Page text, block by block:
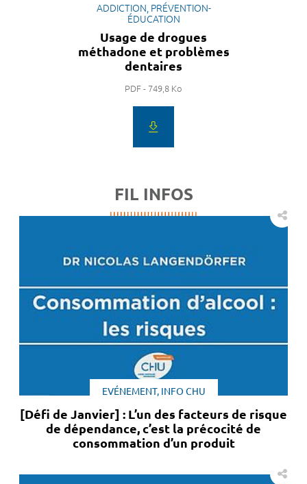
ADDICTION, PRÉVENTION-
ÉDUCATION
Usage de drogues
méthadone et problèmes
dentaires
PDF - 749,8 Ko
FIL INFOS
EVÉNEMENT, INFO CHU
[Défi de Janvier] : L’un des facteurs de risque
de dépendance, c’est la précocité de
consommation d’un produit